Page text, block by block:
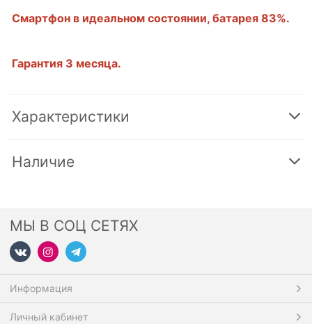
Смартфон в идеальном состоянии, батарея 83%.
Гарантия 3 месяца.
Характеристики
Наличие
МЫ В СОЦ СЕТЯХ
Информация
Личный кабинет